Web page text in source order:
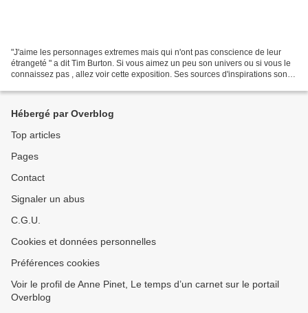
"J'aime les personnages extremes mais qui n'ont pas conscience de leur
étrangeté " a dit Tim Burton. Si vous aimez un peu son univers ou si vous le
connaissez pas , allez voir cette exposition. Ses sources d'inspirations sont
Hébergé par Overblog
Top articles
Pages
Contact
Signaler un abus
C.G.U.
Cookies et données personnelles
Préférences cookies
Voir le profil de Anne Pinet, Le temps d’un carnet sur le portail
Overblog